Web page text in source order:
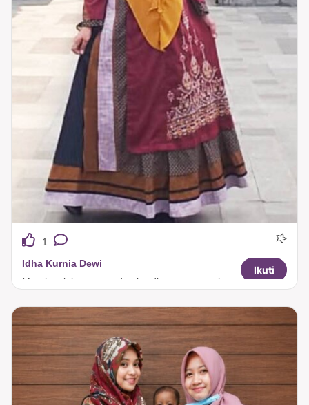
1
Idha Kurnia Dewi
Ikuti
Merah selalu menggoda...bordirannya mewah